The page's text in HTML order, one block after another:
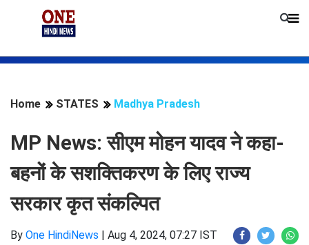
Home STATES Madhya Pradesh
MP News: सीएम मोहन यादव ने कहा-
बहनों के सशक्तिकरण के लिए राज्य
सरकार कृत संकल्पित
By One HindiNews | Aug 4, 2024, 07:27 IST